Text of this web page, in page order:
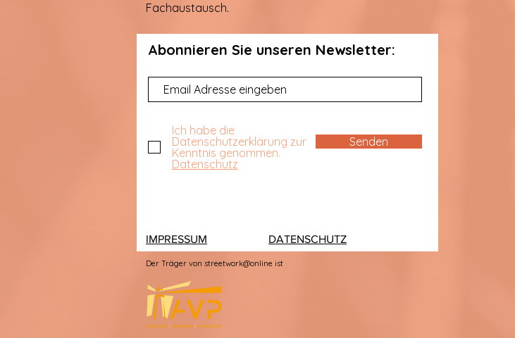
Fachaustausch.
Abonnieren Sie unseren Newsletter:
Ich habe die
Datenschutzerklärung zur
Kenntnis genommen.
Datenschutz
Senden
IMPRESSUM DATENSCHUTZ
Der Träger von streetwork@online ist